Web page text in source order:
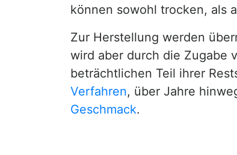
können sowohl trocken, als
Zur Herstellung werden
wird aber durch die Zugabe
beträchtlichen Teil ihrer
Verfahren, über Jahre
Geschmack.